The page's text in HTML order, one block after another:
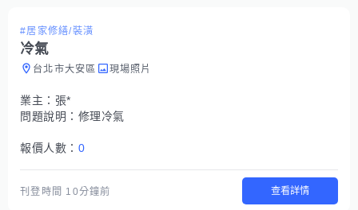
#居家修繕/裝潢
冷氣
台北市大安區 現場照片
業主： 張*
問題說明： 修理冷氣
報價人數： 0
刊登時間 10分鐘前 查看詳情